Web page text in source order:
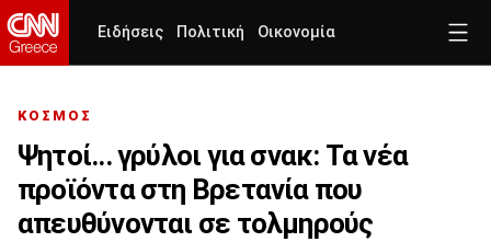
Ειδήσεις Πολιτική Οικονομία
ΚΟΣΜΟΣ
Ψητοί... γρύλοι για σνακ: Τα νέα
προϊόντα στη Βρετανία που
απευθύνονται σε τολμηρούς